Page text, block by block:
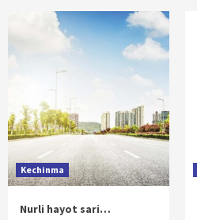
Kechinma
Nurli hayot sari…